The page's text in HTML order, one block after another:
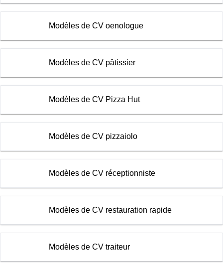
Modèles de CV oenologue
Modèles de CV pâtissier
Modèles de CV Pizza Hut
Modèles de CV pizzaiolo
Modèles de CV réceptionniste
Modèles de CV restauration rapide
Modèles de CV traiteur